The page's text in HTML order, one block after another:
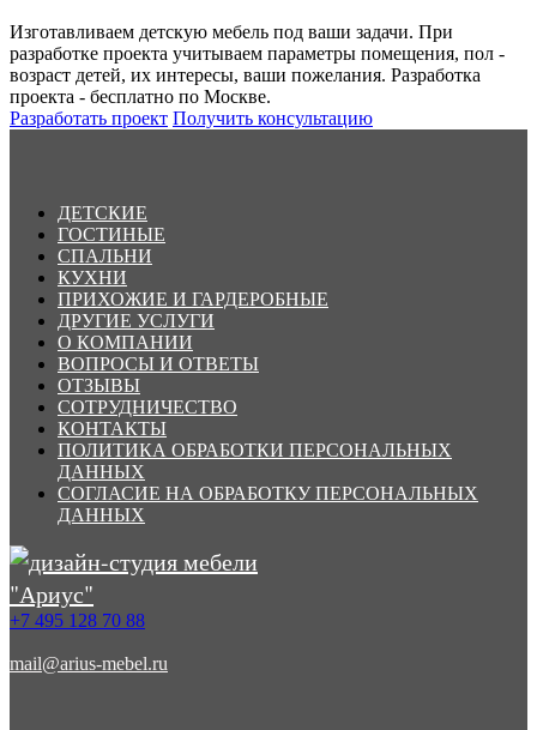
Изготавливаем детскую мебель под ваши задачи. При
разработке проекта учитываем параметры помещения, пол -
возраст детей, их интересы, ваши пожелания. Разработка
проекта - бесплатно по Москве.
Разработать проект Получить консультацию
ДЕТСКИЕ
ГОСТИНЫЕ
СПАЛЬНИ
КУХНИ
ПРИХОЖИЕ И ГАРДЕРОБНЫЕ
ДРУГИЕ УСЛУГИ
О КОМПАНИИ
ВОПРОСЫ И ОТВЕТЫ
ОТЗЫВЫ
СОТРУДНИЧЕСТВО
КОНТАКТЫ
ПОЛИТИКА ОБРАБОТКИ ПЕРСОНАЛЬНЫХ
ДАННЫХ
СОГЛАСИЕ НА ОБРАБОТКУ ПЕРСОНАЛЬНЫХ
ДАННЫХ
+7 495 128 70 88
mail@arius-mebel.ru